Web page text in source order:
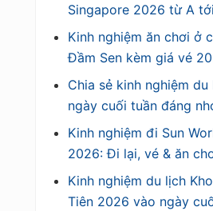
Singapore 2026 từ A
Kinh nghiệm ăn chơi ở
Đầm Sen kèm giá vé
Chia sẻ kinh nghiệm
ngày cuối tuần đáng
Kinh nghiệm đi Sun
2026: Đi lại, vé & ăn
Kinh nghiệm du lịch
Tiên 2026 vào ngày